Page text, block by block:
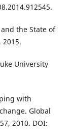
the State of
2015.
University
with
Global
2010. DOI: